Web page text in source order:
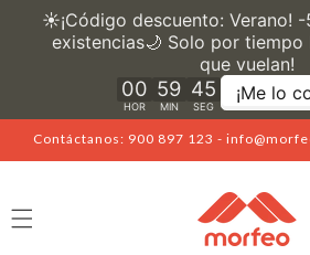
directamente
al contenido
Contáctanos: 900 897 123 -